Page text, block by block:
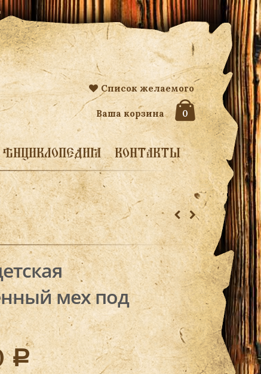
Список желаемого
Ваша корзина 0
ЭНЦИКЛОПЕДИЯ КОНТАКТЫ
мех под
Р